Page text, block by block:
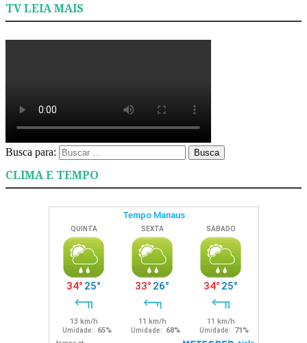
TV LEIA MAIS
Busca para: Busca
CLIMA E TEMPO